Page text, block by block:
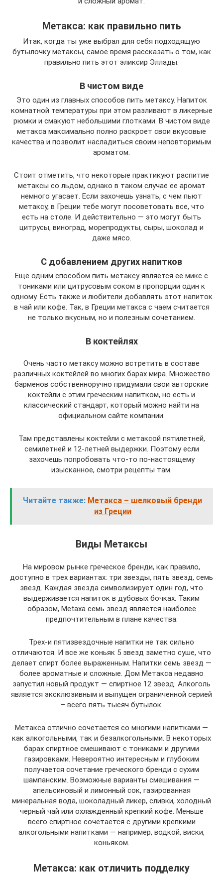
Метакса: как правильно пить
Итак, когда ты уже выбрал для себя подходящую
бутылочку метаксы, самое время рассказать о том, как
правильно пить этот эликсир Эллады.
В чистом виде
Это один из главных способов пить метаксу. Напиток
комнатной температуры при этом разливают в ликерные
рюмки и смакуют небольшими глотками. В чистом виде
метакса максимально полно раскроет свои вкусовые
качества и позволит насладиться своим неповторимым
ароматом.
Стоит отметить, что некоторые практикуют распитие
метаксы со льдом, однако в таком случае ее аромат
немного угасает. Если захочешь узнать, с чем пьют
метаксу, в Греции тебе могут посоветовать все, что
есть на столе. И действительно — это могут быть
цитрусы, виноград, морепродукты, сыры, шоколад и
даже мясо.
С добавлением других напитков
Еще одним способом пить метаксу является ее микс с
тониками или цитрусовым соком в пропорции один к
одному. Есть также и любители добавлять этот напиток
в чай или кофе. Так, в Греции метакса с чаем считается
не только вкусным, но и полезным сочетанием.
В коктейлях
Очень часто метаксу можно встретить в составе
различных коктейлей во многих барах мира. Множество
барменов собственноручно придумали свои авторские
коктейли с этим греческим напитком, но есть и
классический стандарт, который можно найти на
официальном сайте компании.
Там представлены коктейли с метаксой пятилетней,
семилетней и 12-летней выдержки. Поэтому если
захочешь попробовать что-то по-настоящему
изысканное, смотри рецепты там.
Читайте также: Метакса – шелковый бренди
из Греции
Виды Метаксы
На мировом рынке греческое бренди, как правило,
доступно в трех вариантах: три звезды, пять звезд, семь
звезд. Каждая звезда символизирует один год, что
выдерживается напиток в дубовых бочках. Таким
образом, Metaxa семь звезд является наиболее
предпочтительным в плане качества.
Трех-и пятизвездочные напитки не так сильно
отличаются. И все же коньяк 5 звезд заметно суше, что
делает спирт более выраженным. Напитки семь звезд —
более ароматные и сложные. Дом Метакса недавно
запустил новый продукт — спиртное 12 звезд. Алкоголь
является эксклюзивным и выпущен ограниченной серией
– всего пять тысяч бутылок.
Метакса отлично сочетается со многими напитками —
как алкогольными, так и безалкогольными. В некоторых
барах спиртное смешивают с тониками и другими
газировками. Невероятно интересным и глубоким
получается сочетание греческого бренди с сухим
шампанским. Возможные варианты смешивания —
апельсиновый и лимонный сок, газированная
минеральная вода, шоколадный ликер, сливки, холодный
черный чай или охлажденный крепкий кофе. Меньше
всего спиртное сочетается с другими крепкими
алкогольными напитками — например, водкой, виски,
коньяком.
Метакса: как отличить подделку